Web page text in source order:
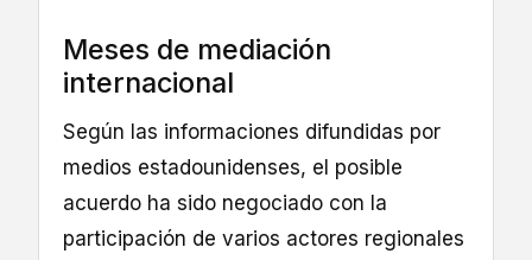
Meses de mediación
internacional
Según las informaciones difundidas por
medios estadounidenses, el posible
acuerdo ha sido negociado con la
participación de varios actores regionales